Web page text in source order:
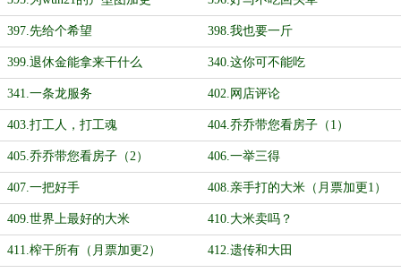
397.先给个希望 398.我也要一斤
399.退休金能拿来干什么 340.这你可不能吃
341.一条龙服务 402.网店评论
403.打工人，打工魂 404.乔乔带您看房子（1）
405.乔乔带您看房子（2） 406.一举三得
407.一把好手 408.亲手打的大米（月票加更1）
409.世界上最好的大米 410.大米卖吗？
411.榨干所有（月票加更2） 412.遗传和大田